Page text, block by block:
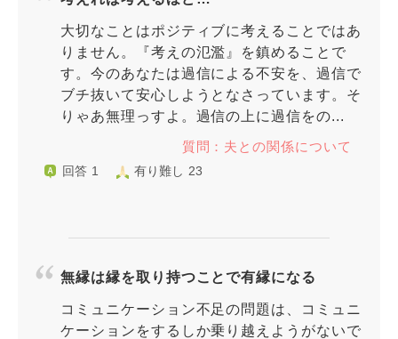
大切なことはポジティブに考えることではあ
りません。『考えの氾濫』を鎮めることで
す。今のあなたは過信による不安を、過信で
ブチ抜いて安心しようとなさっています。そ
りゃあ無理っすよ。過信の上に過信をの...
質問：夫との関係について
回答 1 有り難し 23
無縁は縁を取り持つことで有縁になる
コミュニケーション不足の問題は、コミュニ
ケーションをするしか乗り越えようがないで